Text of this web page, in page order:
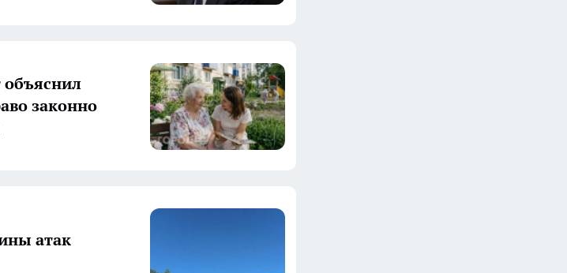
законно
атак